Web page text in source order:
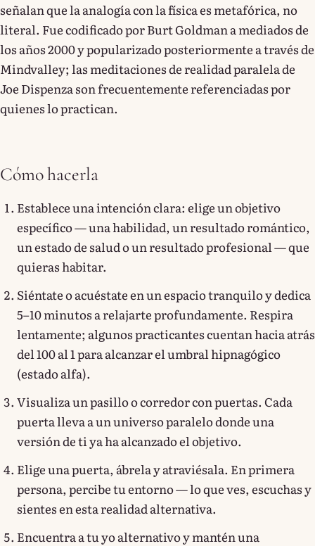
señalan que la analogía con la física es metafórica, no
literal. Fue codificado por Burt Goldman a mediados de
los años 2000 y popularizado posteriormente a través de
Mindvalley; las meditaciones de realidad paralela de
Joe Dispenza son frecuentemente referenciadas por
quienes lo practican.
Cómo hacerla
Establece una intención clara: elige un objetivo
específico — una habilidad, un resultado romántico,
un estado de salud o un resultado profesional — que
quieras habitar.
Siéntate o acuéstate en un espacio tranquilo y dedica
5–10 minutos a relajarte profundamente. Respira
lentamente; algunos practicantes cuentan hacia atrás
del 100 al 1 para alcanzar el umbral hipnagógico
(estado alfa).
Visualiza un pasillo o corredor con puertas. Cada
puerta lleva a un universo paralelo donde una
versión de ti ya ha alcanzado el objetivo.
Elige una puerta, ábrela y atraviésala. En primera
persona, percibe tu entorno — lo que ves, escuchas y
sientes en esta realidad alternativa.
Encuentra a tu yo alternativo y mantén una